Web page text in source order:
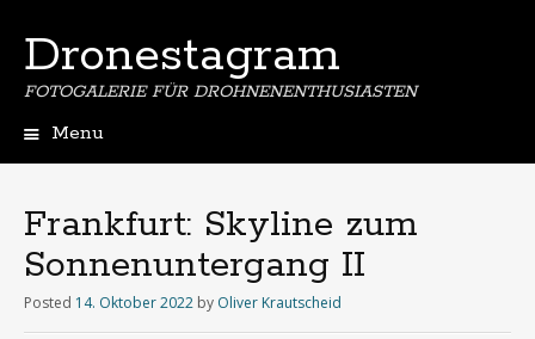
Dronestagram
FOTOGALERIE FÜR DROHNENENTHUSIASTEN
Menu
Frankfurt: Skyline zum
Sonnenuntergang II
Posted 14. Oktober 2022 by Oliver Krautscheid